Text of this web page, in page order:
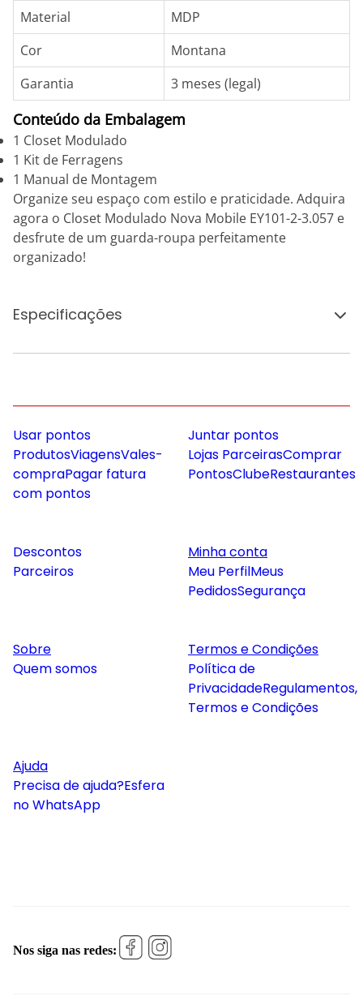
Material
MDP
Cor
Montana
Garantia
3 meses (legal)
Conteúdo da Embalagem
1 Closet Modulado
1 Kit de Ferragens
1 Manual de Montagem
Organize seu espaço com estilo e praticidade. Adquira
agora o Closet Modulado Nova Mobile EY101-2-3.057 e
desfrute de um guarda-roupa perfeitamente
organizado!
Especificações
Usar pontos
ProdutosViagensVales-
compraPagar fatura
com pontos
Juntar pontos
Lojas ParceirasComprar
PontosClubeRestaurantes
Descontos
Parceiros
Minha conta
Meu PerfilMeus
PedidosSegurança
Sobre
Quem somos
Termos e Condições
Política de
PrivacidadeRegulamentos,
Termos e Condições
Ajuda
Precisa de ajuda?Esfera
no WhatsApp
Nos siga nas redes: